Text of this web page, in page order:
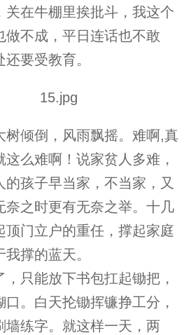
关在牛棚里挨批斗，我这个
做不成，平日连话也不敢
要受教育。
树倾倒，风雨飘摇。难啊,真
么难啊！说家贫人多难，
孩子早当家，不当家，又
奈之时更有无奈之举。十几
顶门立户的重任，撑起家庭
撑的蓝天。
，只能放下书包扛起锄把，
。白天抡锄挥镰挣工分，
墙练字。就这样一天，两